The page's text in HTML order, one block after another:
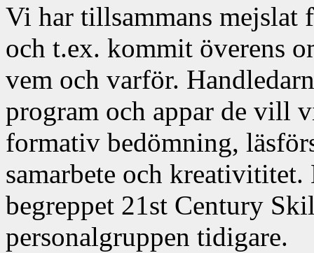
Vi har tillsammans mejslat
och t.ex. kommit överens
vem och varför.
program och appar de vill
formativ bedömning,
samarbete och
begreppet 21st Century
personalgruppen tidigare.